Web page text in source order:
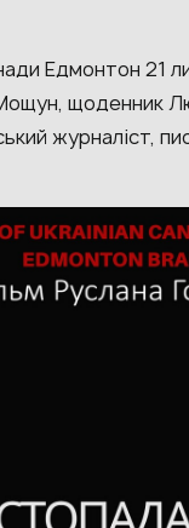
Едмонтон 21
щоденник
журналіст,